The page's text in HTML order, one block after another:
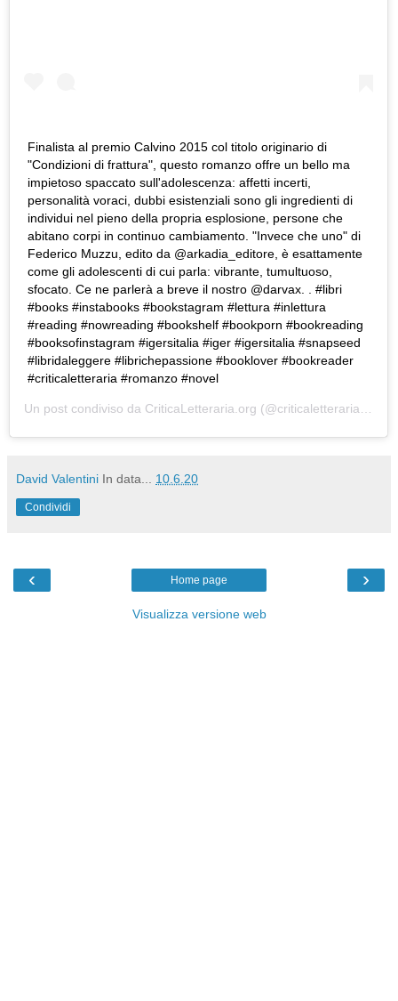
Finalista al premio Calvino 2015 col titolo originario di
"Condizioni di frattura", questo romanzo offre un bello ma
impietoso spaccato sull'adolescenza: affetti incerti,
personalità voraci, dubbi esistenziali sono gli ingredienti di
individui nel pieno della propria esplosione, persone che
abitano corpi in continuo cambiamento. "Invece che uno" di
Federico Muzzu, edito da @arkadia_editore, è esattamente
come gli adolescenti di cui parla: vibrante, tumultuoso,
sfocato. Ce ne parlerà a breve il nostro @darvax. . #libri
#books #instabooks #bookstagram #lettura #inlettura
#reading #nowreading #bookshelf #bookporn #bookreading
#booksofinstagram #igersitalia #iger #igersitalia #snapseed
#libridaleggere #librichepassione #booklover #bookreader
#criticaletteraria #romanzo #novel
Un post condiviso da CriticaLetteraria.org (@criticaletteraria) in data:
David Valentini In data... 10.6.20
Condividi
‹ ›
Home page
Visualizza versione web